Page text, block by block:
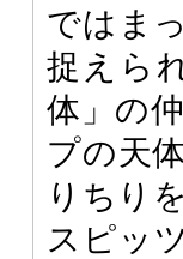
ではま
捉えら
体」の
プの天
りちり
スピッ